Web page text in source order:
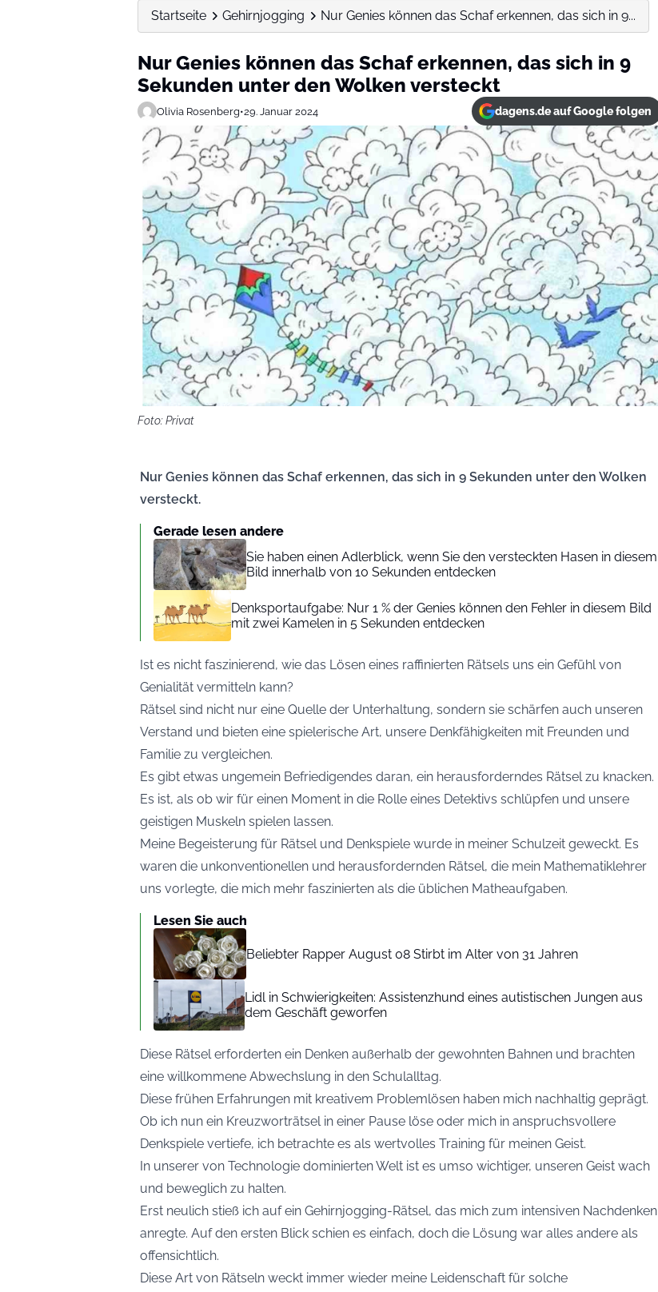
Startseite Gehirnjogging Nur Genies können das Schaf erkennen, das sich in 9...
Nur Genies können das Schaf erkennen, das sich in 9
Sekunden unter den Wolken versteckt
Olivia Rosenberg•29. Januar 2024 dagens.de auf Google folgen
Foto: Privat
Nur Genies können das Schaf erkennen, das sich in 9 Sekunden unter den Wolken
versteckt.
Gerade lesen andere
Sie haben einen Adlerblick, wenn Sie den versteckten Hasen in diesem
Bild innerhalb von 10 Sekunden entdecken
Denksportaufgabe: Nur 1 % der Genies können den Fehler in diesem Bild
mit zwei Kamelen in 5 Sekunden entdecken
Ist es nicht faszinierend, wie das Lösen eines raffinierten Rätsels uns ein Gefühl von
Genialität vermitteln kann?
Rätsel sind nicht nur eine Quelle der Unterhaltung, sondern sie schärfen auch unseren
Verstand und bieten eine spielerische Art, unsere Denkfähigkeiten mit Freunden und
Familie zu vergleichen.
Es gibt etwas ungemein Befriedigendes daran, ein herausforderndes Rätsel zu knacken.
Es ist, als ob wir für einen Moment in die Rolle eines Detektivs schlüpfen und unsere
geistigen Muskeln spielen lassen.
Meine Begeisterung für Rätsel und Denkspiele wurde in meiner Schulzeit geweckt. Es
waren die unkonventionellen und herausfordernden Rätsel, die mein Mathematiklehrer
uns vorlegte, die mich mehr faszinierten als die üblichen Matheaufgaben.
Lesen Sie auch
Beliebter Rapper August 08 Stirbt im Alter von 31 Jahren
Lidl in Schwierigkeiten: Assistenzhund eines autistischen Jungen aus
dem Geschäft geworfen
Diese Rätsel erforderten ein Denken außerhalb der gewohnten Bahnen und brachten
eine willkommene Abwechslung in den Schulalltag.
Diese frühen Erfahrungen mit kreativem Problemlösen haben mich nachhaltig geprägt.
Ob ich nun ein Kreuzworträtsel in einer Pause löse oder mich in anspruchsvollere
Denkspiele vertiefe, ich betrachte es als wertvolles Training für meinen Geist.
In unserer von Technologie dominierten Welt ist es umso wichtiger, unseren Geist wach
und beweglich zu halten.
Erst neulich stieß ich auf ein Gehirnjogging-Rätsel, das mich zum intensiven Nachdenken
anregte. Auf den ersten Blick schien es einfach, doch die Lösung war alles andere als
offensichtlich.
Diese Art von Rätseln weckt immer wieder meine Leidenschaft für solche